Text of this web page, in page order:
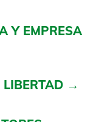
Y EMPRESA
LIBERTAD →